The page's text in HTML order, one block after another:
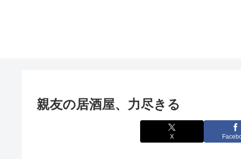
親友の居酒屋、力尽きる
X